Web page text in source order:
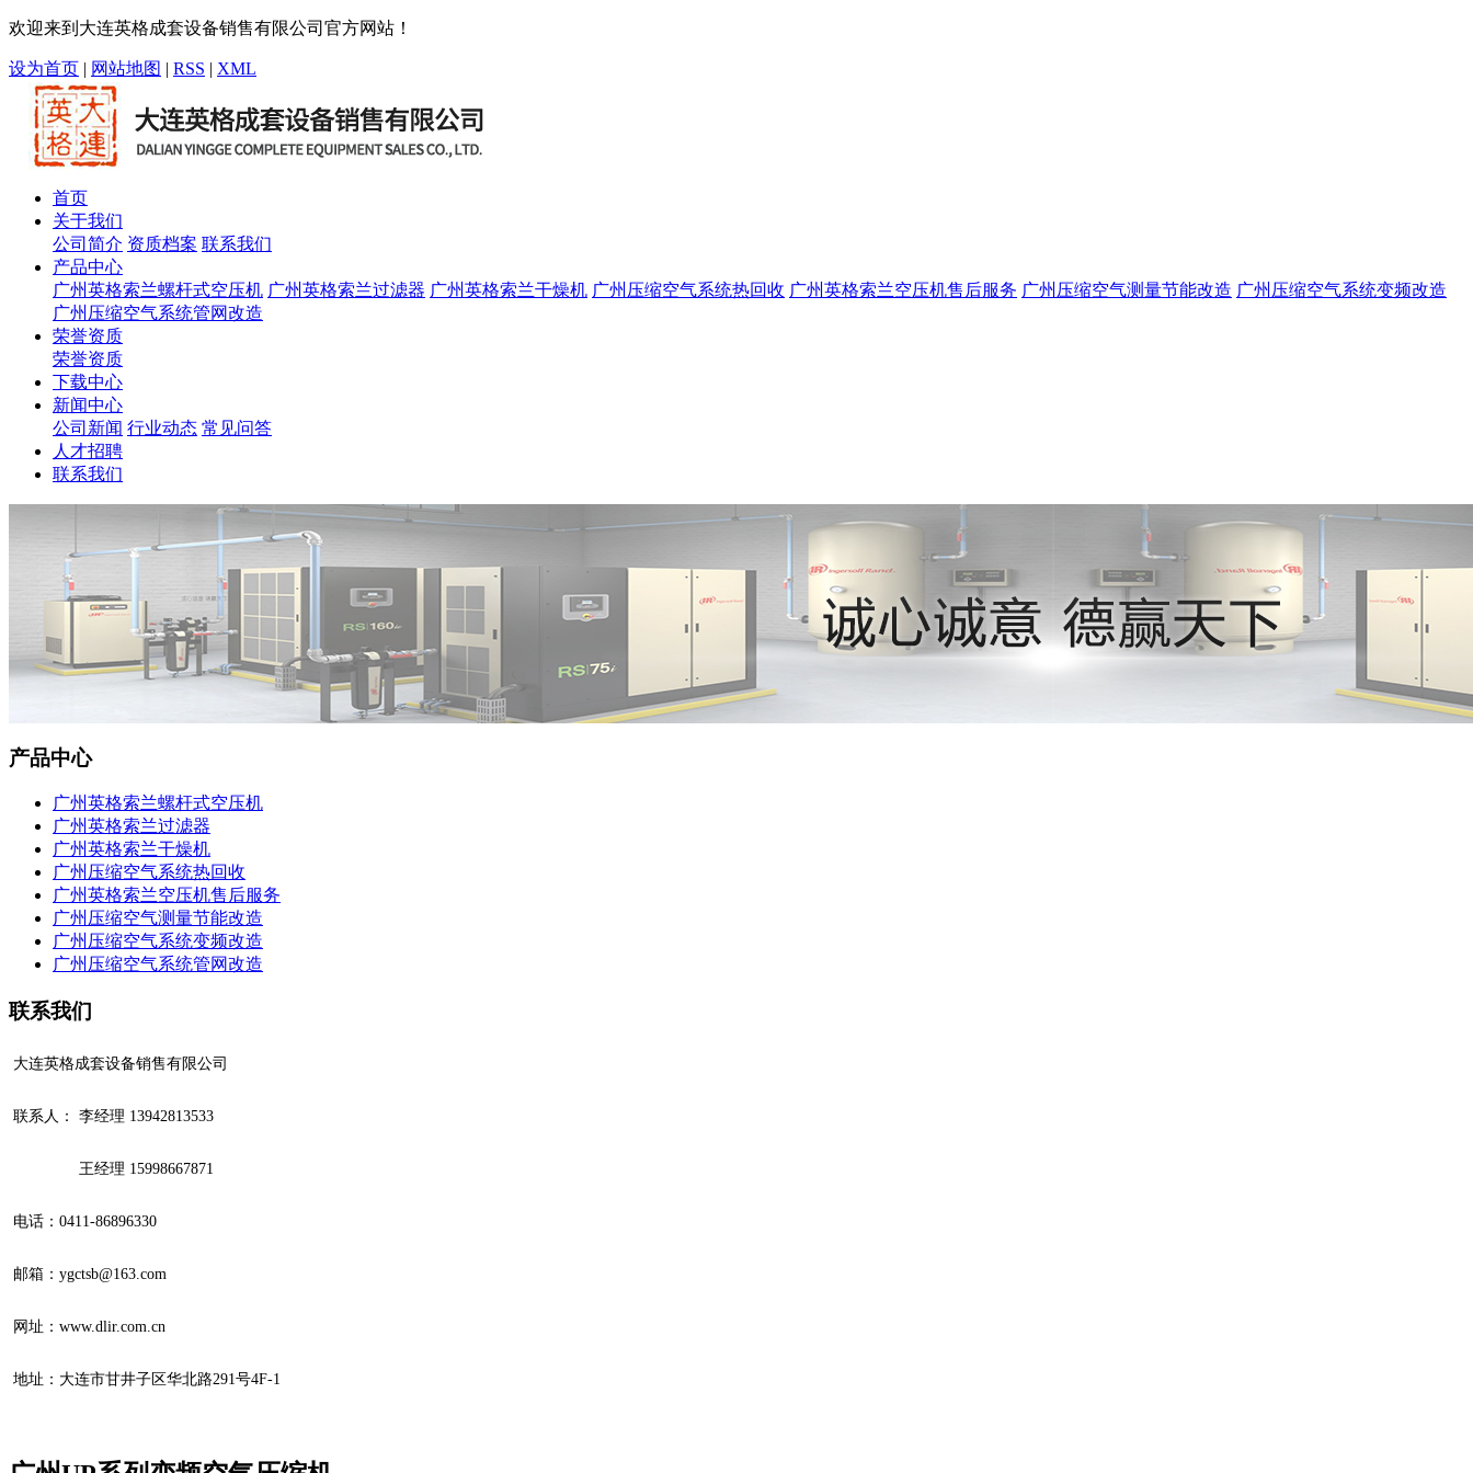
欢迎来到大连英格成套设备销售有限公司官方网站！
设为首页 | 网站地图 | RSS | XML
首页
关于我们
公司简介 资质档案 联系我们
产品中心
广州英格索兰螺杆式空压机 广州英格索兰过滤器 广州英格索兰干燥机 广州压缩空气系统热回收 广州英格索兰空压机售后服务 广州压缩空气测量节能改造 广州压缩空气系统变频改造
广州压缩空气系统管网改造
荣誉资质
荣誉资质
下载中心
新闻中心
公司新闻 行业动态 常见问答
人才招聘
联系我们
产品中心
广州英格索兰螺杆式空压机
广州英格索兰过滤器
广州英格索兰干燥机
广州压缩空气系统热回收
广州英格索兰空压机售后服务
广州压缩空气测量节能改造
广州压缩空气系统变频改造
广州压缩空气系统管网改造
联系我们
大连英格成套设备销售有限公司
联系人： 李经理 13942813533
王经理 15998667871
电话： 0411-86896330
邮箱：ygctsb@163.com
网址：www.dlir.com.cn
地址：大连市甘井子区华北路291号4F-1